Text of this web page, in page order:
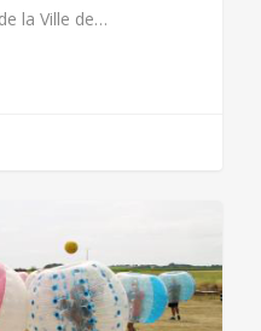
la Ville de…